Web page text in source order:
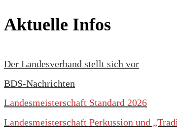
Aktuelle Infos
Der Landesverband stellt sich vor
BDS-Nachrichten
Landesmeisterschaft Standard 2026
Landesmeisterschaft Perkussion und